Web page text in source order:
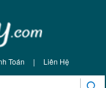
Toán | Liên Hệ